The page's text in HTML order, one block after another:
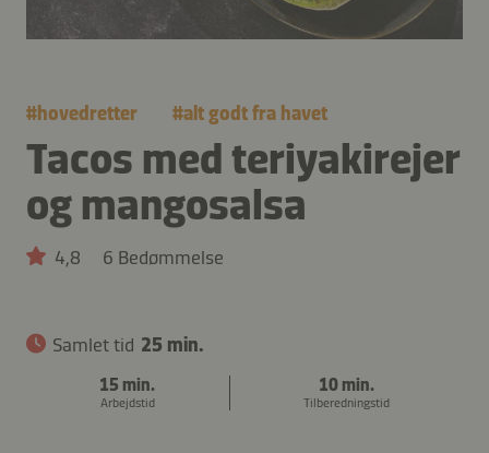
#hovedretter #alt godt fra havet
Tacos med teriyakirejer
og mangosalsa
4,8 6 Bedømmelse
Samlet tid 25 min.
15 min.
Arbejdstid
10 min.
Tilberedningstid